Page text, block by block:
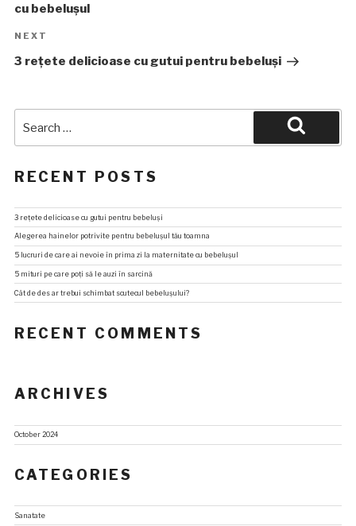
cu bebelușul
Next
NEXT
3 rețete delicioase cu gutui pentru bebeluși
for:
Search
RECENT POSTS
3 rețete delicioase cu gutui pentru bebeluși
Alegerea hainelor potrivite pentru bebelușul tău toamna
5 lucruri de care ai nevoie în prima zi la maternitate cu bebelușul
5 mituri pe care poți să le auzi în sarcină
Cât de des ar trebui schimbat scutecul bebelușului?
RECENT COMMENTS
ARCHIVES
October 2024
CATEGORIES
Sanatate